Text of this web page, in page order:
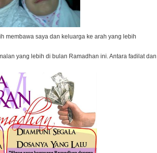
membawa saya dan keluarga ke arah yang lebih
yang lebih di bulan Ramadhan ini. Antara fadilat dan